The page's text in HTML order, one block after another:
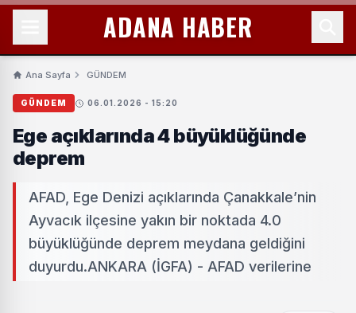
ADANA HABER
Ana Sayfa GÜNDEM
GÜNDEM 06.01.2026 - 15:20
Ege açıklarında 4 büyüklüğünde
deprem
AFAD, Ege Denizi açıklarında Çanakkale’nin
Ayvacık ilçesine yakın bir noktada 4.0
büyüklüğünde deprem meydana geldiğini
duyurdu.ANKARA (İGFA) - AFAD verilerine